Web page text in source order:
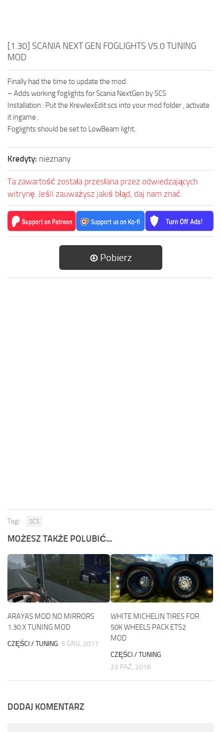
[1.30] SCANIA NEXT GEN FOGLIGHTS V5.0 TUNING
MOD
Finally had the time to update the mod.
– Adds working foglights for Scania NextGen by SCS
Installation : Put the KrewlexEdit.scs into your mod folder , activate
it ingame .
Foglights should be set to LowBeam light.
Kredyty: nieznany
Ta zawartość została przesłana przez odwiedzających
witrynę. Jeśli zauważysz jakiś błąd, daj nam znać.
Pobierz
Tagi: SCS
MOŻESZ TAKŻE POLUBIĆ...
ARAYAS MOD NO MIRRORS
1.30.X TUNING MOD
CZĘŚCI / TUNING 9 GRU, 2017
WHITE MICHELIN TIRES FOR
50K WHEELS PACK ETS2
MOD
CZĘŚCI / TUNING
22 PAŹ, 2016
DODAJ KOMENTARZ